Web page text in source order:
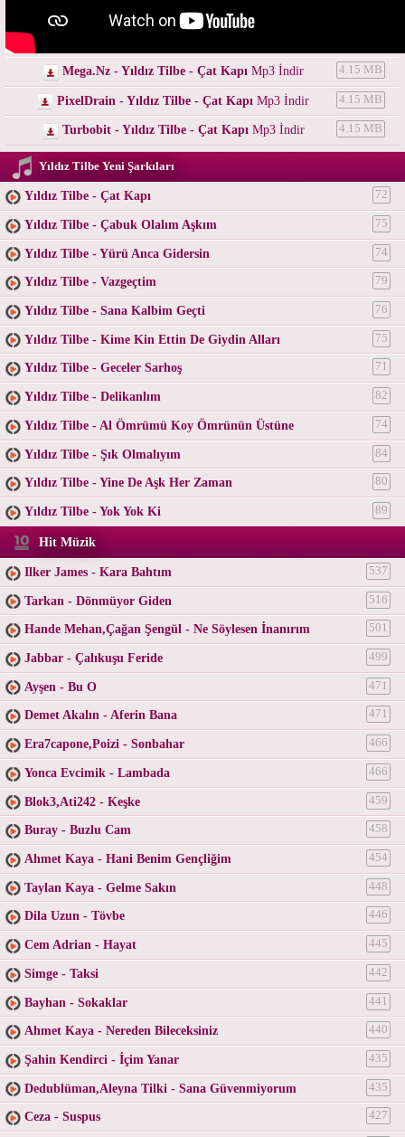
Mega.Nz - Yıldız Tilbe - Çat Kapı Mp3 İndir 4.15 MB
PixelDrain - Yıldız Tilbe - Çat Kapı Mp3 İndir 4.15 MB
Turbobit - Yıldız Tilbe - Çat KapıMp3 İndir 4.15 MB
Yıldız Tilbe Yeni Şarkıları
Yıldız Tilbe - Çat Kapı 72
Yıldız Tilbe - Çabuk Olalım Aşkım 75
Yıldız Tilbe - Yürü Anca Gidersin 74
Yıldız Tilbe - Vazgeçtim 79
Yıldız Tilbe - Sana Kalbim Geçti 76
Yıldız Tilbe - Kime Kin Ettin De Giydin Alları 75
Yıldız Tilbe - Geceler Sarhoş 71
Yıldız Tilbe - Delikanlım 82
Yıldız Tilbe - Al Ömrümü Koy Ömrünün Üstüne 74
Yıldız Tilbe - Şık Olmalıyım 84
Yıldız Tilbe - Yine De Aşk Her Zaman 80
Yıldız Tilbe - Yok Yok Ki 89
Hit Müzik
Ilker James - Kara Bahtım 537
Tarkan - Dönmüyor Giden 516
Hande Mehan,Çağan Şengül - Ne Söylesen İnanırım 501
Jabbar - Çalıkuşu Feride 499
Ayşen - Bu O 471
Demet Akalın - Aferin Bana 471
Era7capone,Poizi - Sonbahar 466
Yonca Evcimik - Lambada 466
Blok3,Ati242 - Keşke 459
Buray - Buzlu Cam 458
Ahmet Kaya - Hani Benim Gençliğim 454
Taylan Kaya - Gelme Sakın 448
Dila Uzun - Tövbe 446
Cem Adrian - Hayat 445
Simge - Taksi 442
Bayhan - Sokaklar 441
Ahmet Kaya - Nereden Bileceksiniz 440
Şahin Kendirci - İçim Yanar 435
Dedublüman,Aleyna Tilki - Sana Güvenmiyorum 435
Ceza - Suspus 427